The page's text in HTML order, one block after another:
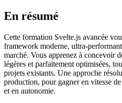
En résumé
Cette formation Svelte.js avancée
framework moderne, ultra-
marché. Vous apprenez à concevoir
légères et parfaitement optimisées,
projets existants. Une approche
production, pour gagner en vitesse
et en autonomie.